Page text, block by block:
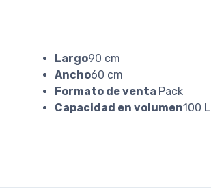
Largo90 cm
Ancho60 cm
Formato de venta Pack
Capacidad en volumen100 L